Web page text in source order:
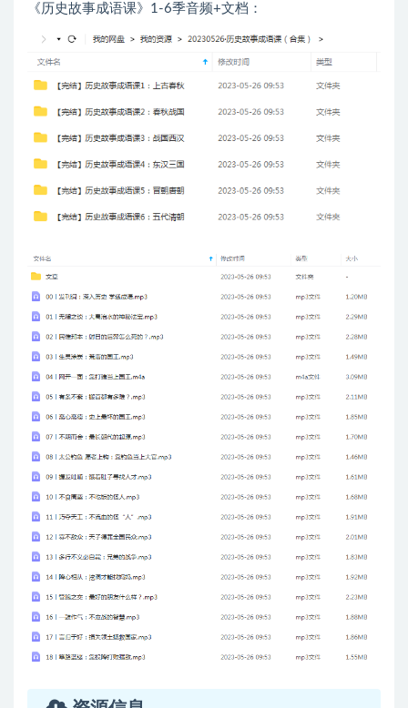
《历史故事成语课》1-6季音频+文档：